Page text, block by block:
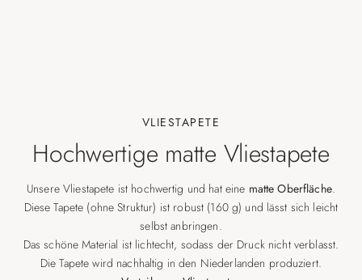
VLIESTAPETE
Hochwertige matte Vliestapete
Unsere Vliestapete ist hochwertig und hat eine matte Oberfläche.
Diese Tapete (ohne Struktur) ist robust (160 g) und lässt sich leicht
selbst anbringen.
Das schöne Material ist lichtecht, sodass der Druck nicht verblasst.
Die Tapete wird nachhaltig in den Niederlanden produziert.